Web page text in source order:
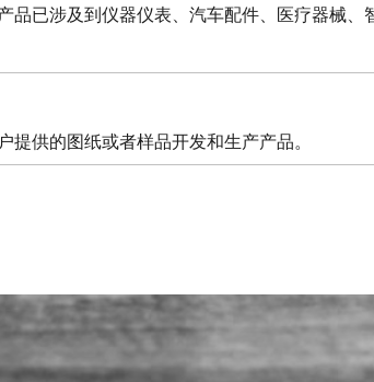
品已涉及到仪器仪表、汽车配件、医疗器械、
供的图纸或者样品开发和生产产品。
多平方米。我们现有 100 克至 3500 克塑料
万元。